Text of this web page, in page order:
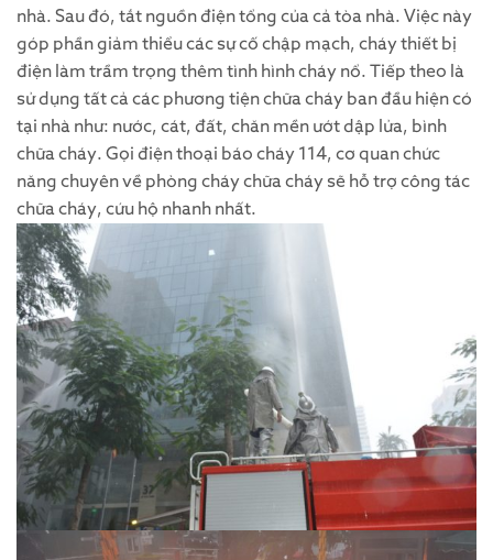
nhà. Sau đó, tắt nguồn điện tổng của cả tòa nhà. Việc này
góp phần giảm thiểu các sự cố chập mạch, cháy thiết bị
điện làm trầm trọng thêm tình hình cháy nổ. Tiếp theo là
sử dụng tất cả các phương tiện chữa cháy ban đầu hiện có
tại nhà như: nước, cát, đất, chăn mền ướt dập lửa, bình
chữa cháy. Gọi điện thoại báo cháy 114, cơ quan chức
năng chuyên về phòng cháy chữa cháy sẽ hỗ trợ công tác
chữa cháy, cứu hộ nhanh nhất.